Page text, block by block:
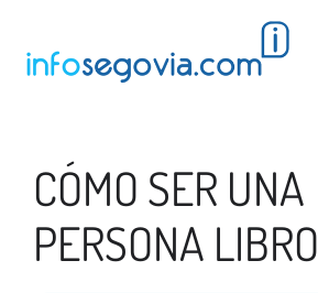
CÓMO SER UNA
PERSONA LIBRO